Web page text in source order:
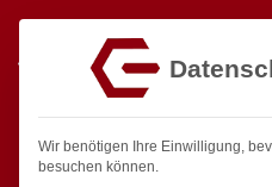
Wir benötigen Ihre Einwilligung,
besuchen können.